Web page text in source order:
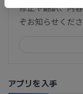
修正や翻訳、内
ぞお知らせくださ
アプリを入手